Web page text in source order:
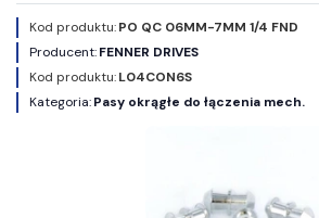
Kod produktu:PO QC 06MM-7MM 1/4 FND
Producent:FENNER DRIVES
Kod produktu:L04CON6S
Kategoria:Pasy okrągłe do łączenia mech.